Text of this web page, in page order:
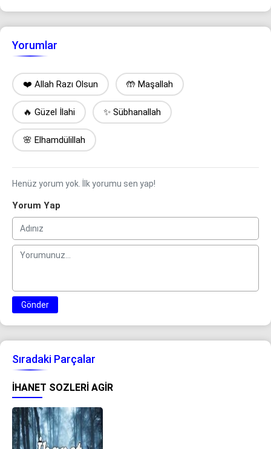
Yorumlar
❤️ Allah Razı Olsun 🤲 Maşallah
🔥 Güzel İlahi ✨ Sübhanallah
🌸 Elhamdülillah
Henüz yorum yok. İlk yorumu sen yap!
Yorum Yap
Gönder
Sıradaki Parçalar
IHANET SOZLERI AGIR